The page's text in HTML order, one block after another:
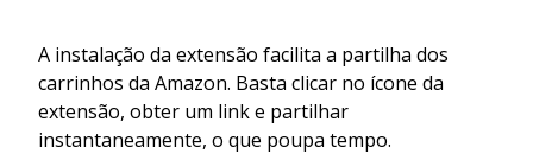
A instalação da extensão facilita a partilha dos
carrinhos da Amazon. Basta clicar no ícone da
extensão, obter um link e partilhar
instantaneamente, o que poupa tempo.